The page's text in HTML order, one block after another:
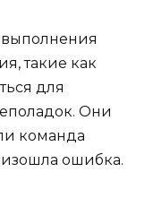
такие как
для
Они
команда
ошибка.